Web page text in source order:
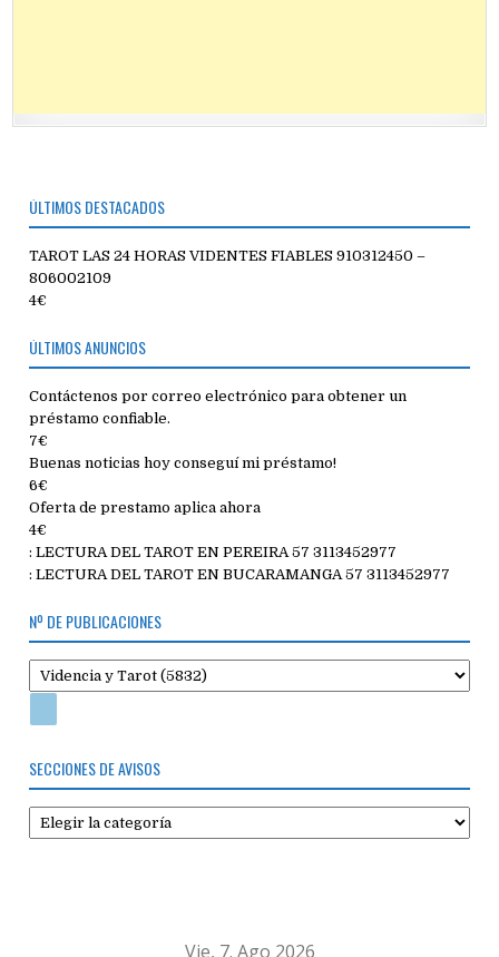
ÚLTIMOS DESTACADOS
TAROT LAS 24 HORAS VIDENTES FIABLES 910312450 –
806002109
4€
ÚLTIMOS ANUNCIOS
Contáctenos por correo electrónico para obtener un
préstamo confiable.
7€
Buenas noticias hoy conseguí mi préstamo!
6€
Oferta de prestamo aplica ahora
4€
: LECTURA DEL TAROT EN PEREIRA 57 3113452977
: LECTURA DEL TAROT EN BUCARAMANGA 57 3113452977
Nº DE PUBLICACIONES
SECCIONES DE AVISOS
Secciones
de